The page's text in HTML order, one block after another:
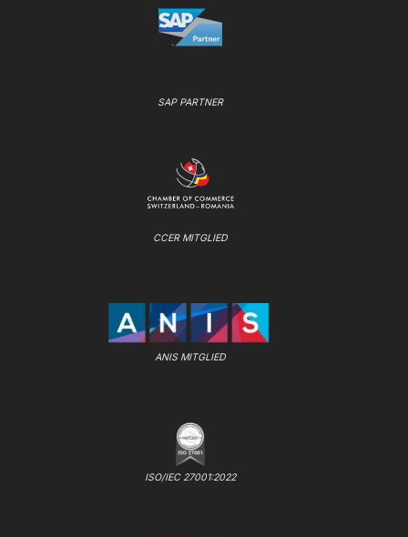
SAP PARTNER
CCER MITGLIED
ANIS MITGLIED
ISO/IEC 27001:2022